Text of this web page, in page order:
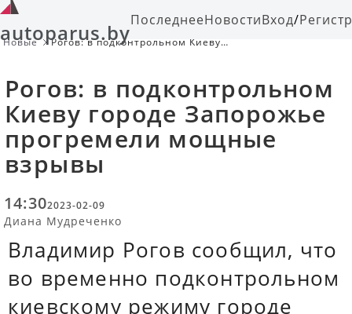
autoparus.byПоследнееНовостиВход/
Новые
Рогов: в подконтрольном Киеву
Рогов: в подконтрольном
Киеву городе Запорожье
прогремели мощные
взрывы
14:302023-02-09
Диана Мудреченко
Владимир Рогов сообщил, что
во временно подконтрольном
киевскому режиму городе